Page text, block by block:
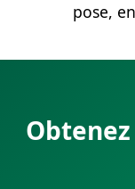
pose,